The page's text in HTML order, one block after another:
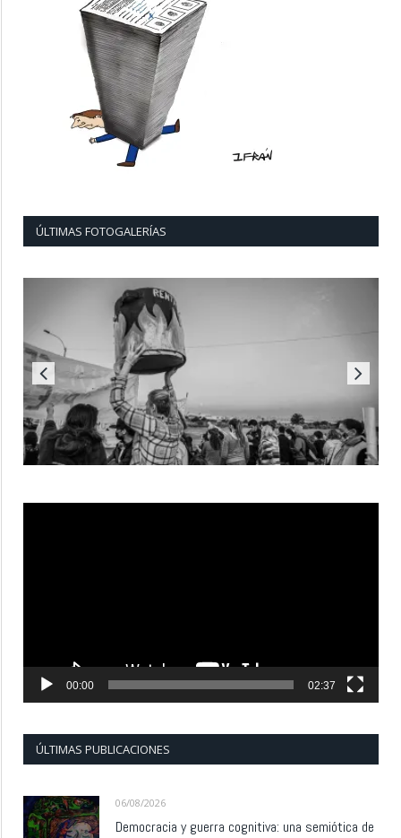
ÚLTIMAS FOTOGALERÍAS
00:00 02:37
ÚLTIMAS PUBLICACIONES
06/08/2026
Democracia y guerra cognitiva: una semiótica de